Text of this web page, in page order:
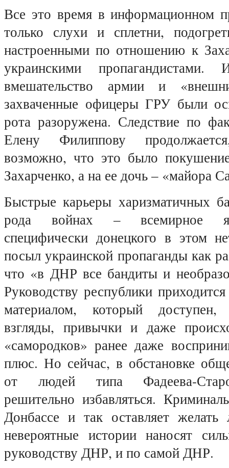
Все это время в информационном
только слухи и сплетни,
настроенными по отношению к
украинскими пропагандистами.
вмешательство армии и
захваченные офицеры ГРУ были
рота разоружена. Следствие по
Елену Филиппову
возможно, что это было
Захарченко, а на ее дочь – «майора
Быстрые карьеры харизматичных
рода войнах – всемирное
специфически донецкого в этом
посыл украинской пропаганды как
что «в ДНР все бандиты и
Руководству республики
материалом, который доступен,
взгляды, привычки и даже
«самородков» ранее даже
плюс. Но сейчас, в обстановке
от людей типа Фадеева-
решительно избавляться.
Донбассе и так оставляет
невероятные истории наносят
руководству ДНР, и по самой ДНР.